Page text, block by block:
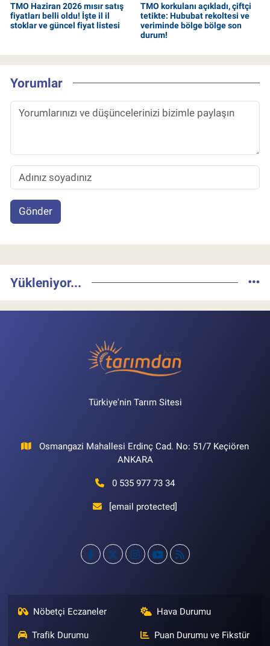
TMO Haziran 2026 mısır satış
fiyatları belli oldu! İşte il il
stoklar ve güncel fiyat listesi
TMO korkulanı açıkladı, çiftçi
tetikte: Hububat rekoltesi ve
veriminde bölge bölge son
durum!
Yorumlar
Gönder
Yükleniyor...
Türkiye'nin Tarım Sitesi
Osmangazi Mahallesi Erdinç Cad. No: 51/7 Keçiören
ANKARA
0 535 977 73 34
[email protected]
Nöbetçi Eczaneler Hava Durumu
Trafik Durumu Puan Durumu ve Fikstür